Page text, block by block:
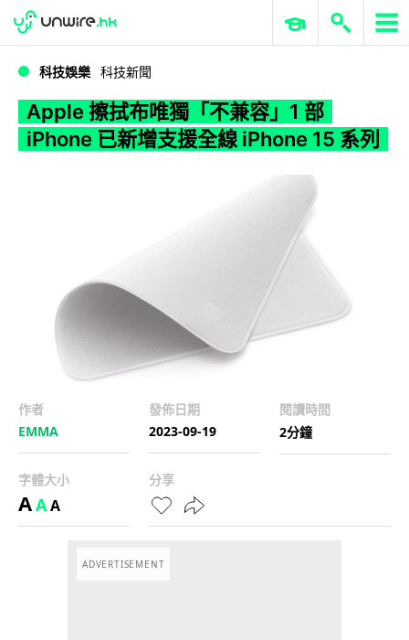
WWDC 2026 ERP 與商業 AI
科技娛樂 科技新聞
Apple 擦拭布唯獨「不兼容」1 部
iPhone 已新增支援全線 iPhone 15 系列
作者
EMMA
發佈日期
2023-09-19
閱讀時間
2分鐘
字體大小
AAA
分享
ADVERTISEMENT